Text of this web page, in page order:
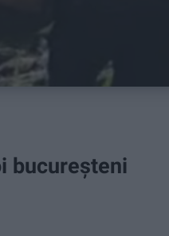
bucureșteni